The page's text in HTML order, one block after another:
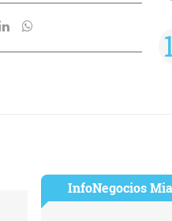
InfoNegocios